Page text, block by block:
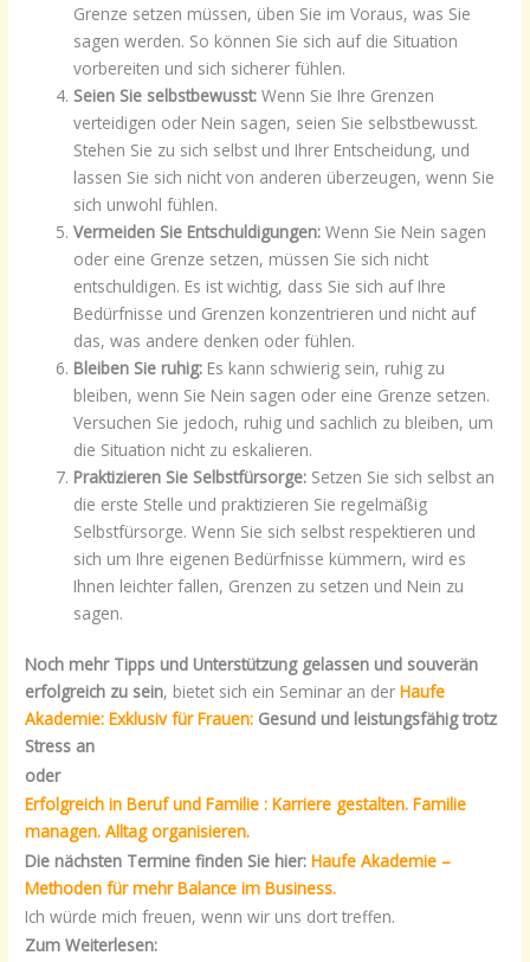
Grenze setzen müssen, üben Sie im Voraus, was Sie
sagen werden. So können Sie sich auf die Situation
vorbereiten und sich sicherer fühlen.
Seien Sie selbstbewusst:Wenn Sie Ihre Grenzen
verteidigen oder Nein sagen, seien Sie selbstbewusst.
Stehen Sie zu sich selbst und Ihrer Entscheidung, und
lassen Sie sich nicht von anderen überzeugen, wenn Sie
sich unwohl fühlen.
Vermeiden Sie Entschuldigungen:Wenn Sie Nein sagen
oder eine Grenze setzen, müssen Sie sich nicht
entschuldigen. Es ist wichtig, dass Sie sich auf Ihre
Bedürfnisse und Grenzen konzentrieren und nicht auf
das, was andere denken oder fühlen.
Bleiben Sie ruhig: Es kann schwierig sein, ruhig zu
bleiben, wenn Sie Nein sagen oder eine Grenze setzen.
Versuchen Sie jedoch, ruhig und sachlich zu bleiben, um
die Situation nicht zu eskalieren.
Praktizieren Sie Selbstfürsorge: Setzen Sie sich selbst an
die erste Stelle und praktizieren Sie regelmäßig
Selbstfürsorge. Wenn Sie sich selbst respektieren und
sich um Ihre eigenen Bedürfnisse kümmern, wird es
Ihnen leichter fallen, Grenzen zu setzen und Nein zu
sagen.
Noch mehr Tipps und Unterstützung gelassen und souverän
erfolgreich zu sein, bietet sich ein Seminar an derHaufe
Akademie: Exklusiv für Frauen: Gesund und leistungsfähig trotz
Stress an
oder
Erfolgreich in Beruf und Familie : Karriere gestalten. Familie
managen. Alltag organisieren.
Die nächsten Termine finden Sie hier:Haufe Akademie –
Methoden für mehr Balance im Business.
Ich würde mich freuen, wenn wir uns dort treffen.
Zum Weiterlesen: